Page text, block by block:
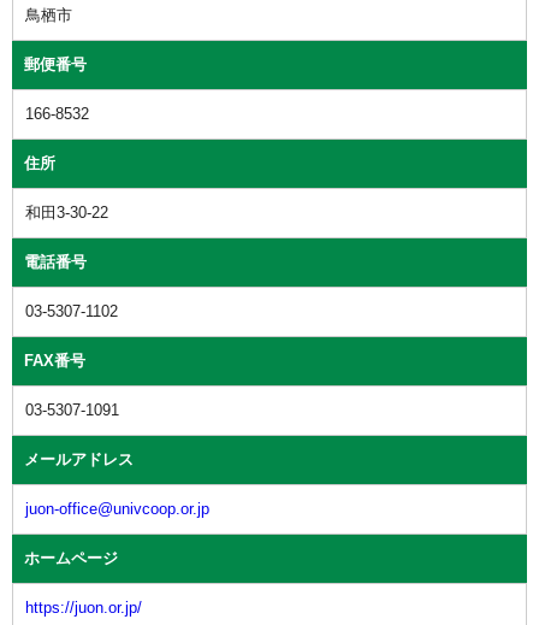
鳥栖市
郵便番号
166-8532
住所
和田3-30-22
電話番号
03-5307-1102
FAX番号
03-5307-1091
メールアドレス
juon-office@univcoop.or.jp
ホームページ
https://juon.or.jp/